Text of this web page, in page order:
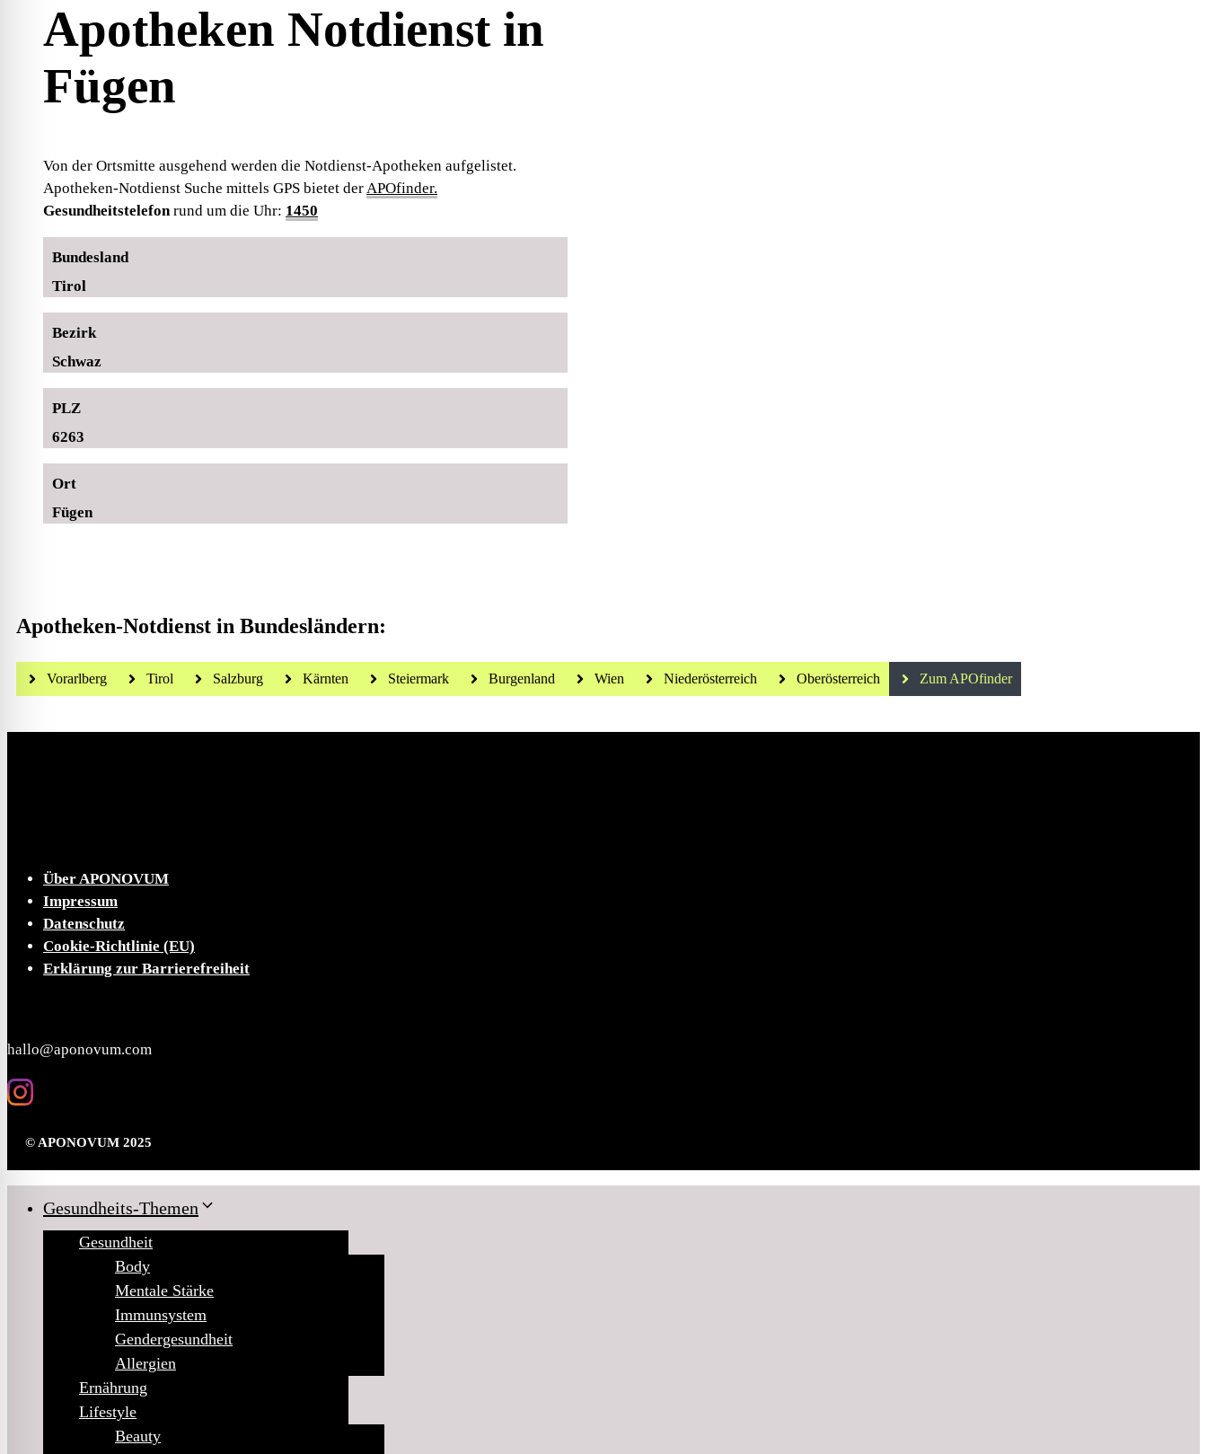
Apotheken Notdienst in
Fügen
Von der Ortsmitte ausgehend werden die Notdienst-Apotheken aufgelistet.
Apotheken-Notdienst Suche mittels GPS bietet derAPOfinder.
Gesundheitstelefonrund um die Uhr: 1450
Bundesland
Tirol
Bezirk
Schwaz
PLZ
6263
Ort
Fügen
Apotheken-Notdienst in Bundesländern:
Vorarlberg Tirol Salzburg Kärnten Steiermark Burgenland Wien Niederösterreich Oberösterreich Zum APOfinder
Über APONOVUM
Impressum
Datenschutz
Cookie-Richtlinie (EU)
Erklärung zur Barrierefreiheit
hallo@aponovum.com
© APONOVUM 2025
Gesundheits-Themen
Gesundheit
Body
Mentale Stärke
Immunsystem
Gendergesundheit
Allergien
Ernährung
Lifestyle
Beauty